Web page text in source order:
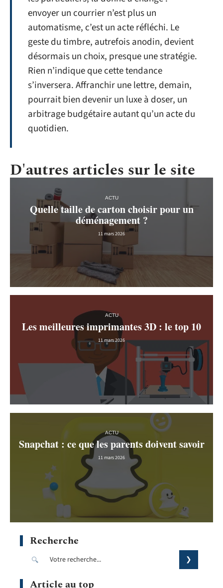
envoyer un courrier n’est plus un
automatisme, c’est un acte réfléchi. Le
geste du timbre, autrefois anodin, devient
désormais un choix, presque une stratégie.
Rien n’indique que cette tendance
s’inversera. Affranchir une lettre, demain,
pourrait bien devenir un luxe à doser, un
arbitrage budgétaire autant qu’un acte du
quotidien.
D'autres articles sur le site
ACTU
Quelle taille de carton choisir pour un
déménagement ?
11 mars 2026
ACTU
Les meilleures imprimantes 3D : le top 10
11 mars 2026
ACTU
Snapchat : ce que les parents doivent savoir
11 mars 2026
Recherche
Article au top